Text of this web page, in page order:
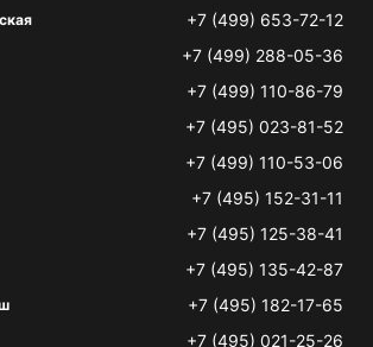
+7 (499) 653-72-12
+7 (499) 288-05-36
+7 (499) 110-86-79
+7 (495) 023-81-52
+7 (499) 110-53-06
+7 (495) 152-31-11
+7 (495) 125-38-41
+7 (495) 135-42-87
+7 (495) 182-17-65
+7 (495) 021-25-26